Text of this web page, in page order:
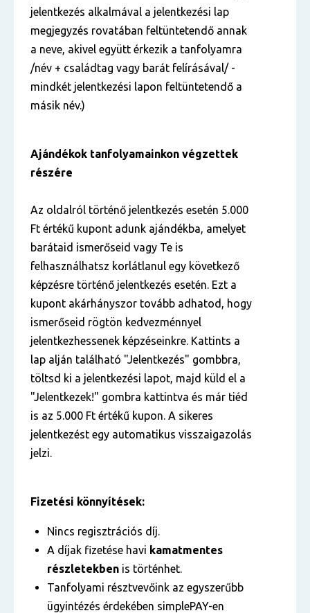
jelentkezés alkalmával a jelentkezési lap
megjegyzés rovatában feltüntetendő annak
a neve, akivel együtt érkezik a tanfolyamra
/név + családtag vagy barát felírásával/ -
mindkét jelentkezési lapon feltüntetendő a
másik név.)
Ajándékok tanfolyamainkon végzettek
részére
Az oldalról történő jelentkezés esetén 5.000
Ft értékű kupont adunk ajándékba, amelyet
barátaid ismerőseid vagy Te is
felhasználhatsz korlátlanul egy következő
képzésre történő jelentkezés esetén. Ezt a
kupont akárhányszor tovább adhatod, hogy
ismerőseid rögtön kedvezménnyel
jelentkezhessenek képzéseinkre. Kattints a
lap alján található "Jelentkezés" gombbra,
töltsd ki a jelentkezési lapot, majd küld el a
"Jelentkezek!" gombra kattintva és már tiéd
is az 5.000 Ft értékű kupon. A sikeres
jelentkezést egy automatikus visszaigazolás
jelzi.
Fizetési könnyítések:
Nincs regisztrációs díj.
A díjak fizetése havi kamatmentes
részletekben is történhet.
Tanfolyami résztvevőink az egyszerűbb
ügyintézés érdekében simplePAY-en